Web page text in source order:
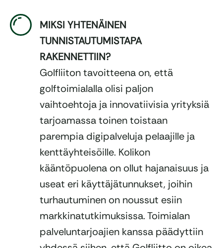
MIKSI YHTENÄINEN
TUNNISTAUTUMISTAPA
RAKENNETTIIN?
Golfliiton tavoitteena on, että
golftoimialalla olisi paljon
vaihtoehtoja ja innovatiivisia yrityksiä
tarjoamassa toinen toistaan
parempia digipalveluja pelaajille ja
kenttäyhteisöille. Kolikon
kääntöpuolena on ollut hajanaisuus ja
useat eri käyttäjätunnukset, joihin
turhautuminen on noussut esiin
markkinatutkimuksissa. Toimialan
palveluntarjoajien kanssa päädyttiin